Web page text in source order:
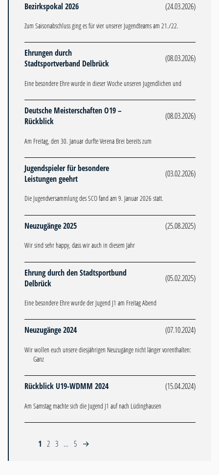
Bezirkspokal 2026 (24.03.2026)
Zum Saisonabschluss ging es für vier unserer Jugendteams am 21./22.
Ehrungen durch
Stadtsportverband Delbrück
(08.03.2026)
Eine besondere Ehre wurde in dieser Woche unseren Jugendlichen und
Deutsche Meisterschaften O19 –
Rückblick
(08.03.2026)
Am Freitag, den 30. Januar durfte Verena Brei bereits zum
Jugendspieler für besondere
Leistungen geehrt
(03.02.2026)
Die Jugendversammlung des SCO fand am 9. Januar 2026 statt.
Neuzugänge 2025 (25.08.2025)
Wir sind sehr happy, dass wir auch in diesem Jahr
Ehrung durch den Stadtsportbund
Delbrück
(05.02.2025)
Eine besondere Ehre wurde der Jugend J1 am Freitag Abend
Neuzugänge 2024 (07.10.2024)
Wir wollen euch unsere diesjährigen Neuzugänge nicht länger vorenthalten:
Ganz
Rückblick U19-WDMM 2024 (15.04.2024)
Am Samstag machte sich die Jugend J1 auf nach Lüdinghausen
1 2 3 … 5 →